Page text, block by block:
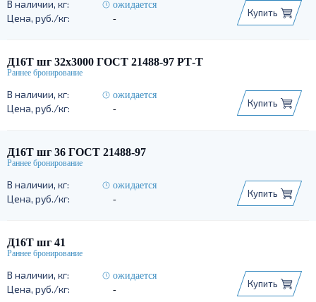
ожидается
-
Купить
Д16Т шг 32х3000 ГОСТ 21488-97 РТ-Т
ожидается
-
Купить
Д16Т шг 36 ГОСТ 21488-97
ожидается
-
Купить
Д16Т шг 41
ожидается
-
Купить